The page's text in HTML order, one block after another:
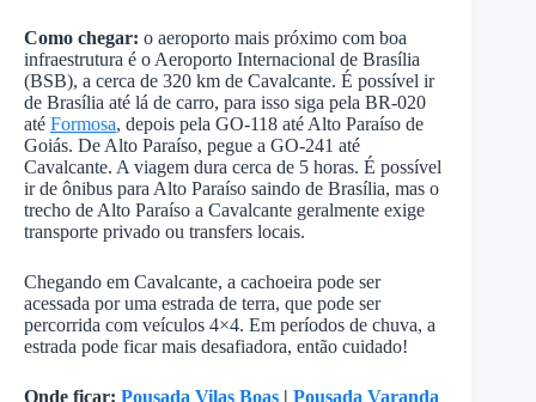
Como chegar: o aeroporto mais próximo com boa
infraestrutura é o Aeroporto Internacional de Brasília
(BSB), a cerca de 320 km de Cavalcante. É possível ir
de Brasília até lá de carro, para isso siga pela BR-020
até Formosa, depois pela GO-118 até Alto Paraíso de
Goiás. De Alto Paraíso, pegue a GO-241 até
Cavalcante. A viagem dura cerca de 5 horas. É possível
ir de ônibus para Alto Paraíso saindo de Brasília, mas o
trecho de Alto Paraíso a Cavalcante geralmente exige
transporte privado ou transfers locais.
Chegando em Cavalcante, a cachoeira pode ser
acessada por uma estrada de terra, que pode ser
percorrida com veículos 4×4. Em períodos de chuva, a
estrada pode ficar mais desafiadora, então cuidado!
Onde ficar: Pousada Vilas Boas | Pousada Varanda